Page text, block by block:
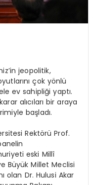
jeopolitik,
çok yönlü
ev sahipliği yaptı.
alıcıları bir araya
başladı.
Rektörü Prof.
eski Millî
Büyük Millet Meclisi
olan Dr. Hulusi Akar